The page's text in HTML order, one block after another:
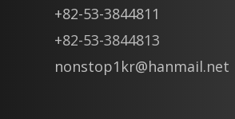
+82-53-3844811
+82-53-3844813
nonstop1kr@hanmail.net